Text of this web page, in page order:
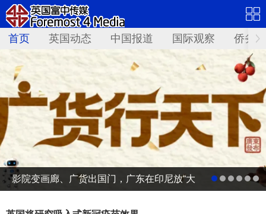
首页 英国动态 中国报道 国际观察 侨务
影院变画廊、广货出国门，广东在印尼放“大